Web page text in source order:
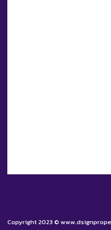
Copyright 2023 ©